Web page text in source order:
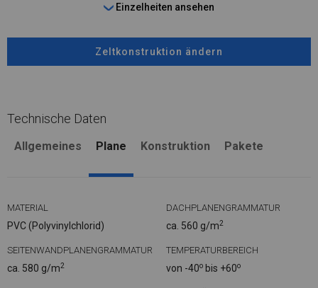
Einzelheiten ansehen
Zeltkonstruktion ändern
Technische Daten
Allgemeines Plane Konstruktion Pakete
MATERIAL
PVC (Polyvinylchlorid)
DACHPLANENGRAMMATUR
ca. 560 g/m2
SEITENWANDPLANENGRAMMATUR
ca. 580 g/m2
TEMPERATURBEREICH
von -40o bis +60o